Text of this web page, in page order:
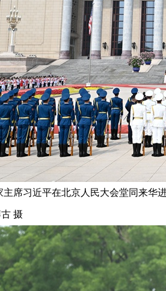
习近平在北京人民大会堂同来华
摄